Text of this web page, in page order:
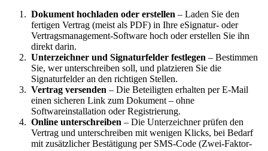
Dokument hochladen oder erstellen – Laden Sie den
fertigen Vertrag (meist als PDF) in Ihre eSignatur- oder
Vertragsmanagement-Software hoch oder erstellen Sie ihn
direkt darin.
Unterzeichner und Signaturfelder festlegen – Bestimmen
Sie, wer unterschreiben soll, und platzieren Sie die
Signaturfelder an den richtigen Stellen.
Vertrag versenden – Die Beteiligten erhalten per E-Mail
einen sicheren Link zum Dokument – ohne
Softwareinstallation oder Registrierung.
Online unterschreiben – Die Unterzeichner prüfen den
Vertrag und unterschreiben mit wenigen Klicks, bei Bedarf
mit zusätzlicher Bestätigung per SMS-Code (Zwei-Faktor-